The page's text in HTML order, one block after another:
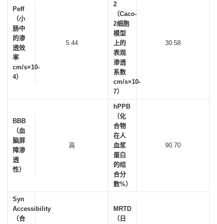
Peff
（小
肠中
的渗
透效
率
cm/s×10-
4）
5.44
2
（Caco-
2细胞
模型
上的
表观
渗透
系数
cm/s×10-
7）
30.58
BBB
（血
脑屏
障渗
透
性）
高
hPPB
（化
合物
在人
血浆
蛋白
的结
合分
数%）
90.70
Syn
Accessibility
（合
MRTD
（日